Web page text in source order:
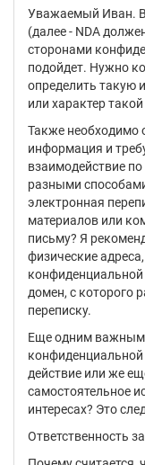
Уважаемый Иван. В
(далее - NDA
сторонами
подойдет. Нужно
определить такую
или характер
Также необходимо
информация и
взаимодействие
разными
электронная
материалов или
письму? Я
физические
домен, с которого
переписку.
Еще одним важным
действие или же
самостоятельное
интересах? Это
Ответственность